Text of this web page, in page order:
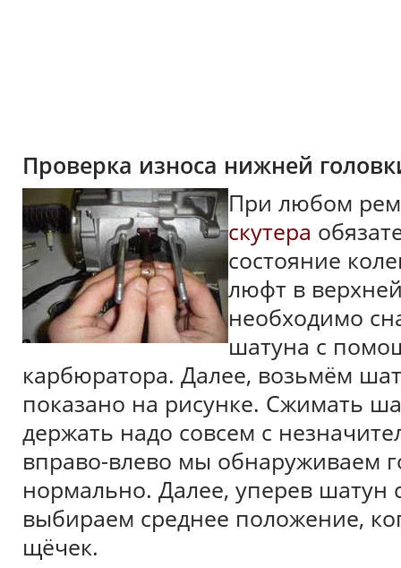
Проверка износа нижней
При любом
скутера
состояние
люфт в
необходимо
шатуна с
карбюратора. Далее, возьмём
показано на рисунке. Сжимать
держать надо совсем с
вправо-влево мы обнаруживаем
нормально. Далее, уперев шатун
выбираем среднее положение,
щёчек.